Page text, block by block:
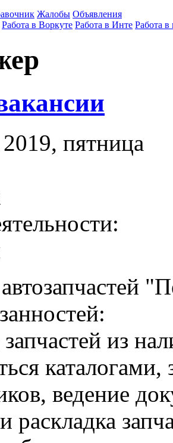
Жалобы Объявления
Работа в Воркуте Работа в Инте Работа в
пятница
из
ведение
раскладка